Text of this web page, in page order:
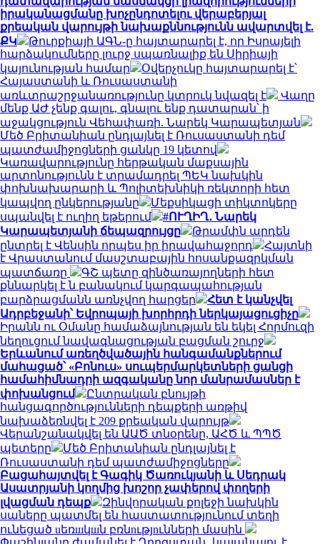
իրականացմանը խոչընդոտելու վերաբերյալ
քրեական վարույթի նախաքննությունն ավարտվել է.
ՔԿ
Թուրքիայի ԱԳՆ-ը հայտարարել է, որ Իսրայելի
հարձակումները լուրջ սպառնալիք են Սիրիայի
կայունության համար
Օվերչուկը հայտարարել է՝
Հայաստանի և Ռուսաստանի
առևտրաշրջանառությունը կտրուկ նվազել է
Վաղը
մենք ԱԺ չենք գալու, գնալու ենք դատարան՝ ի
աջակցություն Վեհափառի. Նարեկ Կարապետյան
Մեծ Բրիտանիան ընդլայնել է Ռուսաստանի դեմ
պատժամիջոցների ցանկը 19 կետով
Կառավարությունը հերթական մաքսային
արտոնությունն է տրամադրել ՊԵԿ նախկին
փոխնախարարի և Պոլիտեխնիկի ռեկտորի հետ
կապվող ընկերությանը
Մեքսիկացի տիկտոկերը
սպանվել է ուղիղ եթերում
#ՈՒՂԻՂ․ Նարեկ
Կարապետյանի ճեպազրույցը
Թրամփն արդեն
ընտրել է Վենսին որպես իր իրավահաջորդ
Հայտնի
է Վրաստանում մասշտաբային հոսանքազրկման
պատճառը
ԳՇ պետը զինծառայողների հետ
քննարկել է ն բանակում կարգապահության
բարձրացմանն առնչվող հարցեր
Հետ է կանչվել
Ադրբեջանի՝ Եվրոպայի խորհրդի ներկայացուցիչը
Իրանն ու Օմանը համաձայնության են եկել Հորմուզի
նեղուցում նավագնացության բացման շուրջ
Երևանում առեղծվածային հանգամանքներում
մահացած՝ «Բոնուս» սուպերմարկետների ցանցի
համահիմնադրի ազգականը նոր մանրամասներ է
փոխանցում
Ընտրական բնույթի
հանցագործությունների դեպքերի առթիվ
նախաձեռնվել է 209 քրեական վարույթ
Վերանշանակվել են ԱԱԾ տնօրենը, ԱՀԾ և ՊՊԾ
պետերը
Մեծ Բրիտանիան ընդլայնել է
Ռուսաստանի դեմ պատժամիջոցները
Բացահայտվել է Գագիկ Ծառուկյանի և Սեդրակ
Ասատրյանի կողմից խոշոր չափերով փողերի
լվացման դեպք
Զինվորական քոլեջի նախկին
սաները պատմել են հաստատությունում տեղի
ունեցած uեռшկшն բռնnւթյnւնների մասին